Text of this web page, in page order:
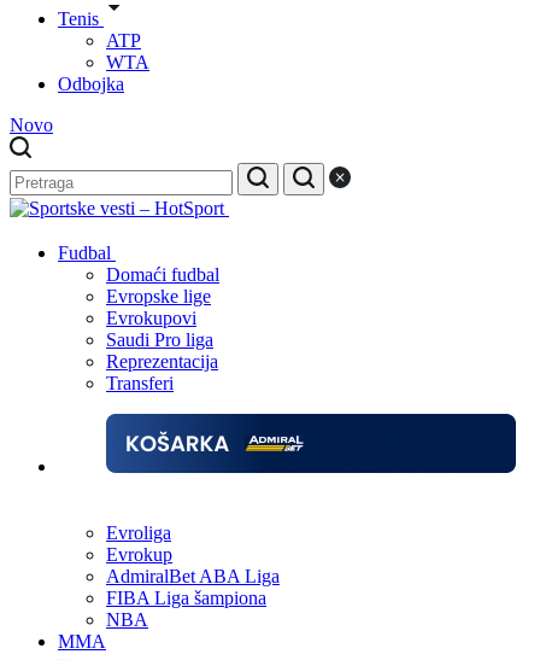
Tenis
ATP
WTA
Odbojka
Novo
Fudbal
Domaći fudbal
Evropske lige
Evrokupovi
Saudi Pro liga
Reprezentacija
Transferi
Evroliga
Evrokup
AdmiralBet ABA Liga
FIBA Liga šampiona
NBA
MMA